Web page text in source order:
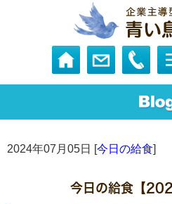
2024年07月05日 [今日の給食]
今日の給食【